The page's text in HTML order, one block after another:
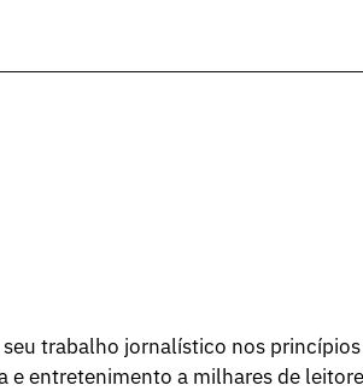
trabalho jornalístico nos princípios
entretenimento a milhares de